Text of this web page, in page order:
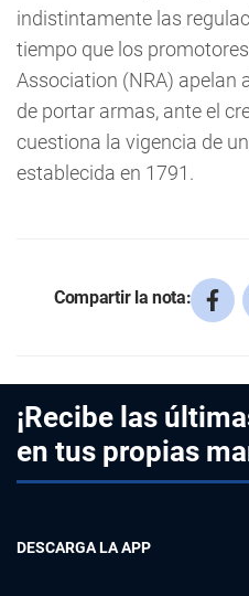
indistintamente las
tiempo que los
Association (NRA) apelan
de portar armas, ante el
cuestiona la vigencia de
establecida en 1791.
Compartir la nota:
¡Recibe las
en tus propias
DESCARGA LA APP